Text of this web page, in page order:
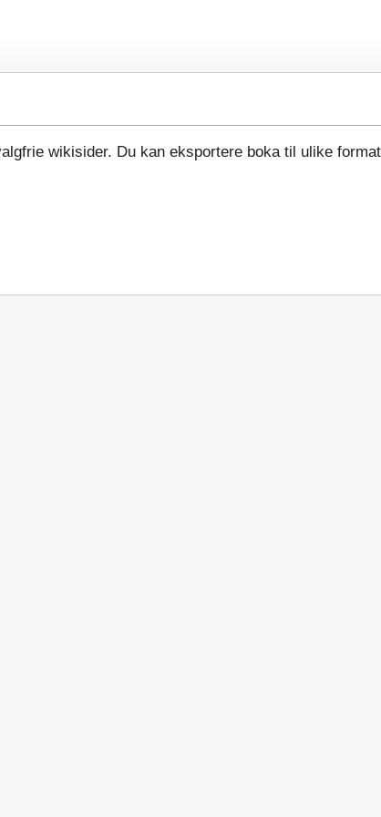
wikisider. Du kan eksportere boka til ulike